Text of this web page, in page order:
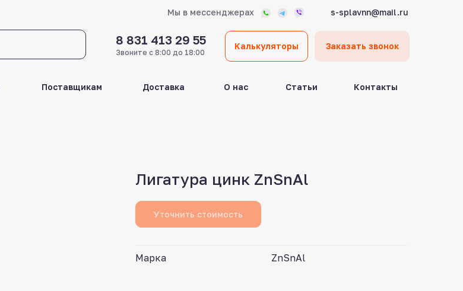
Мы в мессенджерах s-splavnn@mail.ru
Звоните с 8:00 до 18:00
Калькуляторы Заказать звонок
Поставщикам Доставка О нас Статьи Контакты
8 831 413 29 55
Лигатура цинк ZnSnAl
Уточнить стоимость
Марка ZnSnAl